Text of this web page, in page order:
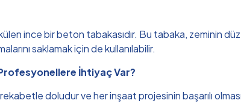
ince bir beton tabakasıdır. Bu tabaka, zeminin
saklamak için de kullanılabilir.
İhtiyaç Var?
doludur ve her inşaat projesinin başarılı